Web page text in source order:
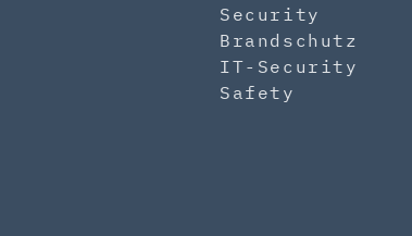
Security
Brandschutz
IT-Security
Safety